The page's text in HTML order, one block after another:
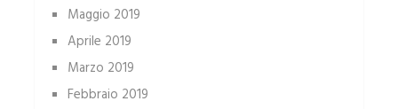
Maggio 2019
Aprile 2019
Marzo 2019
Febbraio 2019